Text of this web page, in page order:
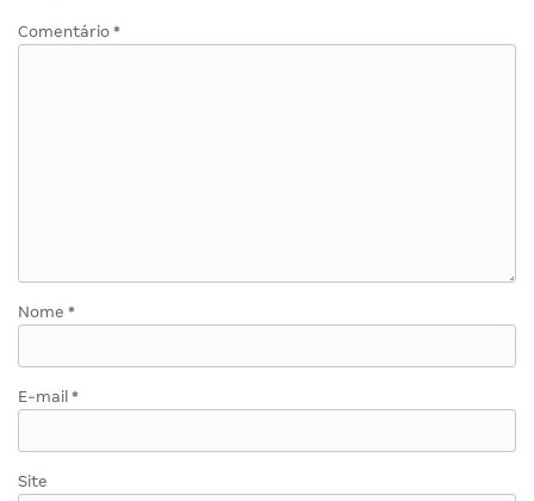
Comentário *
Nome *
E-mail *
Site